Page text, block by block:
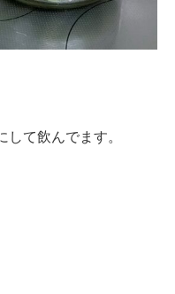
して飲んでます。